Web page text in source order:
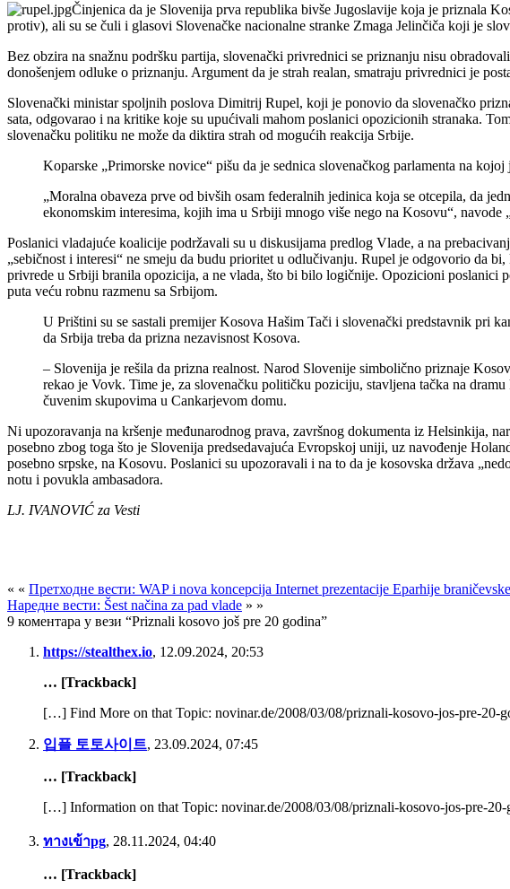
Činjenica da je Slovenija prva republika bivše Jugoslavije koja je priznala
protiv), ali su se čuli i glasovi Slovenačke nacionalne stranke Zmaga Jelinčiča koji je
Bez obzira na snažnu podršku partija, slovenački privrednici se priznanju nisu
donošenjem odluke o priznanju. Argument da je strah realan, smatraju privrednici je
Slovenački ministar spoljnih poslova Dimitrij Rupel, koji je ponovio da slovenačko
sata, odgovarao i na kritike koje su upućivali mahom poslanici opozicionih stranaka.
slovenačku politiku ne može da diktira strah od mogućih reakcija Srbije.
Koparske „Primorske novice“ pišu da je sednica slovenačkog parlamenta na
„Moralna obaveza prve od bivših osam federalnih jedinica koja se otcepila, da
ekonomskim interesima, kojih ima u Srbiji mnogo više nego na Kosovu“, navode
Poslanici vladajuće koalicije podržavali su u diskusijama predlog Vlade, a na
„sebičnost i interesi“ ne smeju da budu prioritet u odlučivanju. Rupel je odgovorio da
privrede u Srbiji branila opozicija, a ne vlada, što bi bilo logičnije. Opozicioni poslanici
puta veću robnu razmenu sa Srbijom.
U Prištini su se sastali premijer Kosova Hašim Tači i slovenački predstavnik pri
da Srbija treba da prizna nezavisnost Kosova.
– Slovenija je rešila da prizna realnost. Narod Slovenije simbolično priznaje
rekao je Vovk. Time je, za slovenačku političku poziciju, stavljena tačka na
čuvenim skupovima u Cankarjevom domu.
Ni upozoravanja na kršenje međunarodnog prava, završnog dokumenta iz Helsinkija,
posebno zbog toga što je Slovenija predsedavajuća Evropskoj uniji, uz navođenje
posebno srpske, na Kosovu. Poslanici su upozoravali i na to da je kosovska država
notu i povukla ambasadora.
LJ. IVANOVIĆ za Vesti
« « Претходне вести: WAP i nova koncepcija Internet prezentacije Eparhije braničevske
Наредне вести: Šest načina za pad vlade » »
9 коментара у вези “Priznali kosovo još pre 20 godina”
https://stealthex.io, 12.09.2024, 20:53
… [Trackback]
[…] Find More on that Topic: novinar.de/2008/03/08/priznali-kosovo-jos-pre-
입플 토토사이트, 23.09.2024, 07:45
… [Trackback]
[…] Information on that Topic: novinar.de/2008/03/08/priznali-kosovo-jos-pre-
ทางเข้าpg, 28.11.2024, 04:40
… [Trackback]